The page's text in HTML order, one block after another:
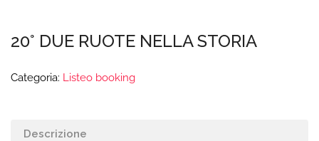
20° DUE RUOTE NELLA STORIA
Categoria: Listeo booking
Descrizione